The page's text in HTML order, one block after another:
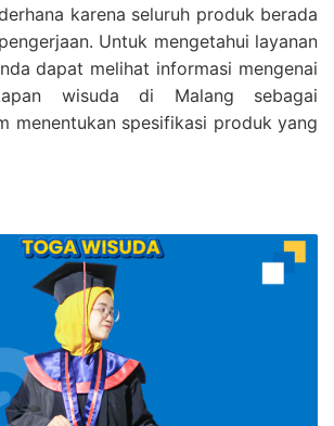
karena seluruh produk berada
Untuk mengetahui layanan
dapat melihat informasi mengenai
wisuda di Malang sebagai
menentukan spesifikasi produk yang